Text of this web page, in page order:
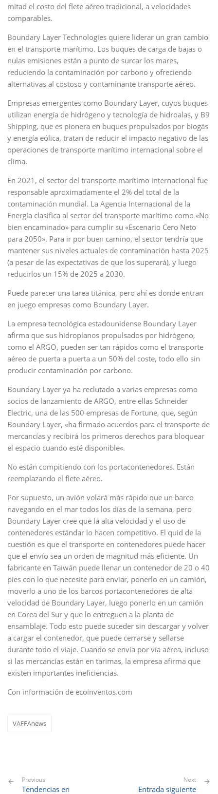
mitad el costo del flete aéreo tradicional, a velocidades
comparables.
Boundary Layer Technologies quiere liderar un gran cambio
en el transporte marítimo. Los buques de carga de bajas o
nulas emisiones están a punto de surcar los mares,
reduciendo la contaminación por carbono y ofreciendo
alternativas al costoso y contaminante transporte aéreo.
Empresas emergentes como Boundary Layer, cuyos buques
utilizan energía de hidrógeno y tecnología de hidroalas, y B9
Shipping, que es pionera en buques propulsados por biogás
y energía eólica, tratan de reducir el impacto negativo de las
operaciones de transporte marítimo internacional sobre el
clima.
En 2021, el sector del transporte marítimo internacional fue
responsable aproximadamente el 2% del total de la
contaminación mundial. La Agencia Internacional de la
Energía clasifica al sector del transporte marítimo como «No
bien encaminado» para cumplir su «Escenario Cero Neto
para 2050». Para ir por buen camino, el sector tendría que
mantener sus niveles actuales de contaminación hasta 2025
(a pesar de las expectativas de que los superará), y luego
reducirlos un 15% de 2025 a 2030.
Puede parecer una tarea titánica, pero ahí es donde entran
en juego empresas como Boundary Layer.
La empresa tecnológica estadounidense Boundary Layer
afirma que sus hidroplanos propulsados por hidrógeno,
como el ARGO, pueden ser tan rápidos como el transporte
aéreo de puerta a puerta a un 50% del coste, todo ello sin
producir contaminación por carbono.
Boundary Layer ya ha reclutado a varias empresas como
socios de lanzamiento de ARGO, entre ellas Schneider
Electric, una de las 500 empresas de Fortune, que, según
Boundary Layer, «ha firmado acuerdos para el transporte de
mercancías y recibirá los primeros derechos para bloquear
el espacio cuando esté disponible«.
No están compitiendo con los portacontenedores. Están
reemplazando el flete aéreo.
Por supuesto, un avión volará más rápido que un barco
navegando en el mar todos los días de la semana, pero
Boundary Layer cree que la alta velocidad y el uso de
contenedores estándar lo hacen competitivo. El quid de la
cuestión es que el transporte en contenedores puede hacer
que el envío sea un orden de magnitud más eficiente. Un
fabricante en Taiwán puede llenar un contenedor de 20 o 40
pies con lo que necesite para enviar, ponerlo en un camión,
moverlo a uno de los barcos portacontenedores de alta
velocidad de Boundary Layer, luego ponerlo en un camión
en Corea del Sur y que lo entreguen a la planta de
ensamblaje. Todo esto puede suceder sin descargar y volver
a cargar el contenedor, que puede cerrarse y sellarse
durante todo el viaje. Cuando se envía por vía aérea, incluso
si las mercancías están en tarimas, la empresa afirma que
existen importantes ineficiencias.
Con información de ecoinventos.com
VAFFAnews
Previous
Tendencias en
Next
Entrada siguiente